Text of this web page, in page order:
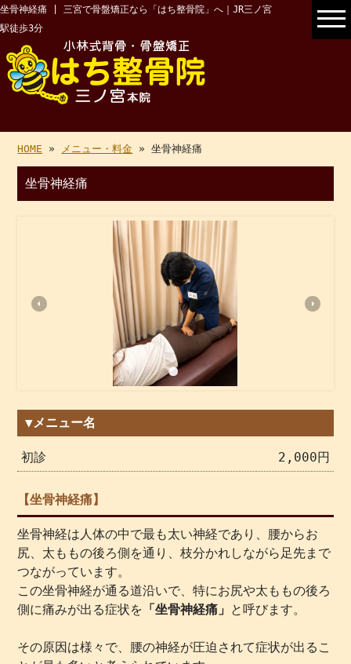
坐骨神経痛 | 三宮で骨盤矯正なら「はち整骨院」へ｜JR三ノ宮
駅徒歩3分
HOME » メニュー・料金 » 坐骨神経痛
坐骨神経痛
▼メニュー名
初診 2,000円
【坐骨神経痛】
坐骨神経は人体の中で最も太い神経であり、腰からお
尻、太ももの後ろ側を通り、枝分かれしながら足先まで
つながっています。
この坐骨神経が通る道沿いで、特にお尻や太ももの後ろ
側に痛みが出る症状を 「坐骨神経痛」 と呼びます。
その原因は様々で、腰の神経が圧迫されて症状が出るこ